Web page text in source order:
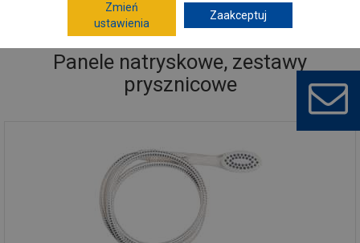
Panele natryskowe, zestawy
prysznicowe
Zmień
ustawienia
Zaakceptuj